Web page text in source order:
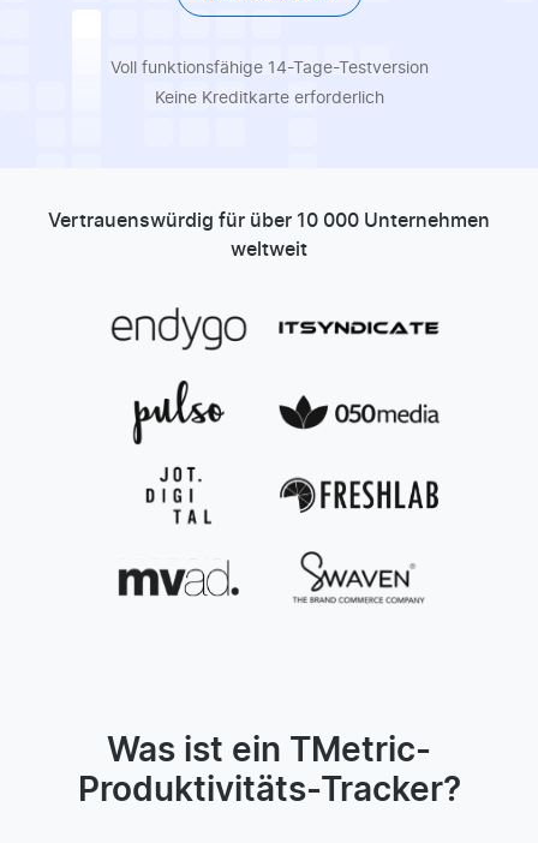
Voll funktionsfähige 14-Tage-Testversion
Keine Kreditkarte erforderlich
Vertrauenswürdig für über 10 000 Unternehmen
weltweit
Was ist ein TMetric-
Produktivitäts-Tracker?